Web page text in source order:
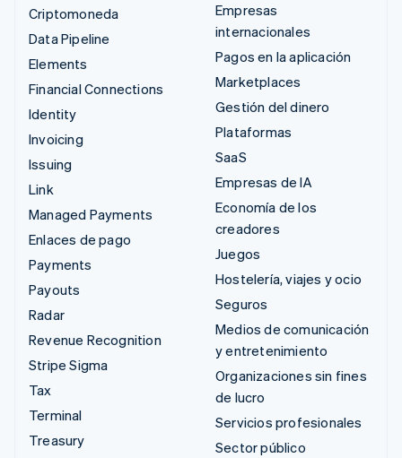
Criptomoneda
Data Pipeline
Elements
Financial Connections
Identity
Invoicing
Issuing
Link
Managed Payments
Enlaces de pago
Payments
Payouts
Radar
Revenue Recognition
Stripe Sigma
Tax
Terminal
Treasury
Empresas
internacionales
Pagos en la aplicación
Marketplaces
Gestión del dinero
Plataformas
SaaS
Empresas de IA
Economía de los
creadores
Juegos
Hostelería, viajes y ocio
Seguros
Medios de comunicación
y entretenimiento
Organizaciones sin fines
de lucro
Servicios profesionales
Sector público